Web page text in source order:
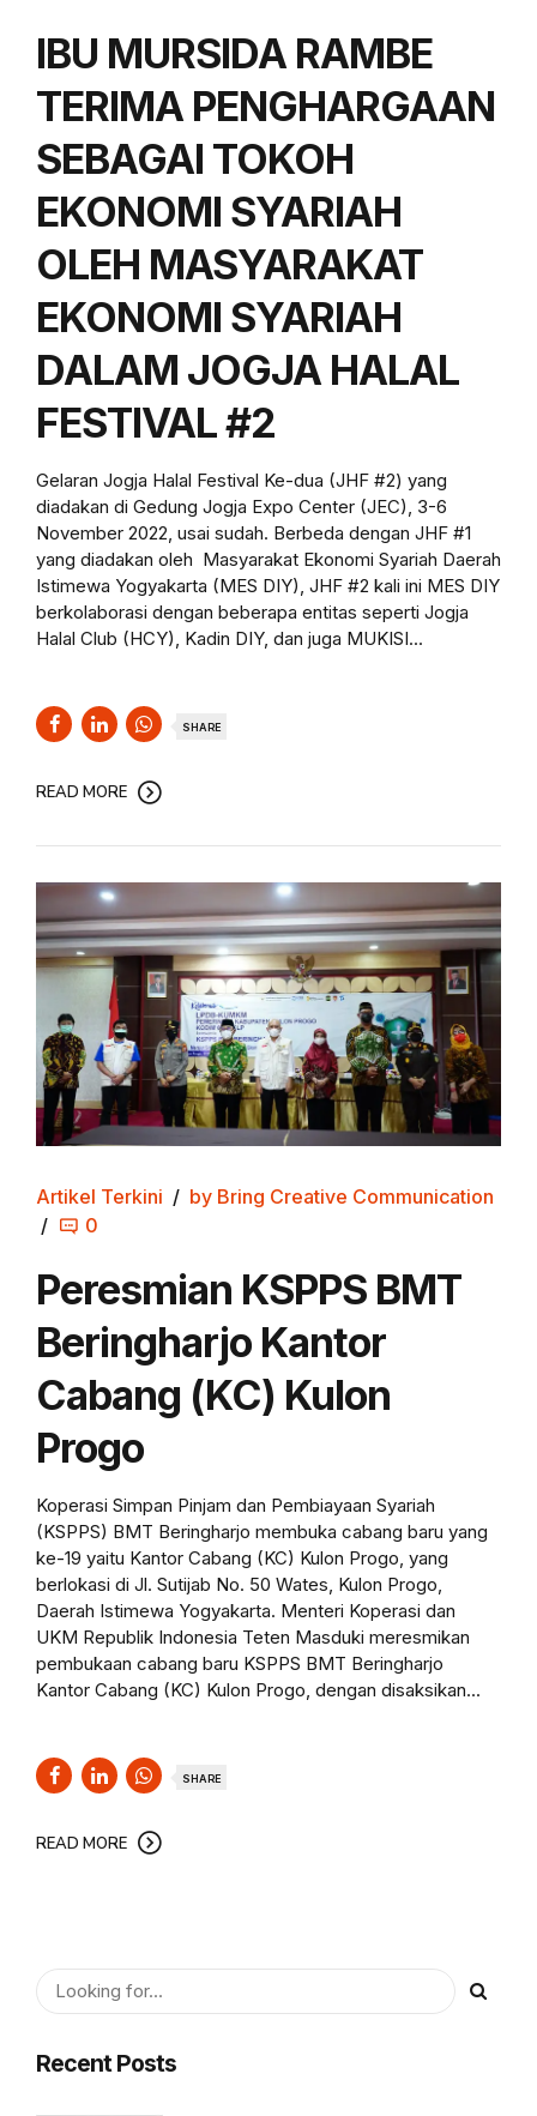
IBU MURSIDA RAMBE
TERIMA PENGHARGAAN
SEBAGAI TOKOH
EKONOMI SYARIAH
OLEH MASYARAKAT
EKONOMI SYARIAH
DALAM JOGJA HALAL
FESTIVAL #2
Gelaran Jogja Halal Festival Ke-dua (JHF #2) yang
diadakan di Gedung Jogja Expo Center (JEC), 3-6
November 2022, usai sudah. Berbeda dengan JHF #1
yang diadakan oleh Masyarakat Ekonomi Syariah Daerah
Istimewa Yogyakarta (MES DIY), JHF #2 kali ini MES DIY
berkolaborasi dengan beberapa entitas seperti Jogja
Halal Club (HCY), Kadin DIY, dan juga MUKISI...
SHARE
READ MORE
Artikel Terkini
by Bring Creative Communication
0
Peresmian KSPPS BMT
Beringharjo Kantor
Cabang (KC) Kulon
Progo
Koperasi Simpan Pinjam dan Pembiayaan Syariah
(KSPPS) BMT Beringharjo membuka cabang baru yang
ke-19 yaitu Kantor Cabang (KC) Kulon Progo, yang
berlokasi di Jl. Sutijab No. 50 Wates, Kulon Progo,
Daerah Istimewa Yogyakarta. Menteri Koperasi dan
UKM Republik Indonesia Teten Masduki meresmikan
pembukaan cabang baru KSPPS BMT Beringharjo
Kantor Cabang (KC) Kulon Progo, dengan disaksikan...
SHARE
READ MORE
Recent Posts